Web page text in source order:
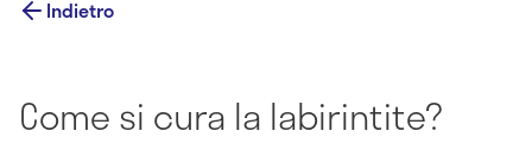
Indietro
Come si cura la labirintite?